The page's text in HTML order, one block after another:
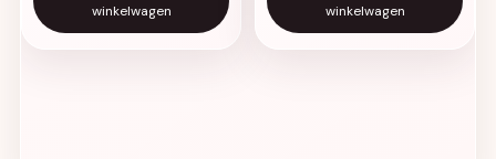
winkelwagen
winkelwagen